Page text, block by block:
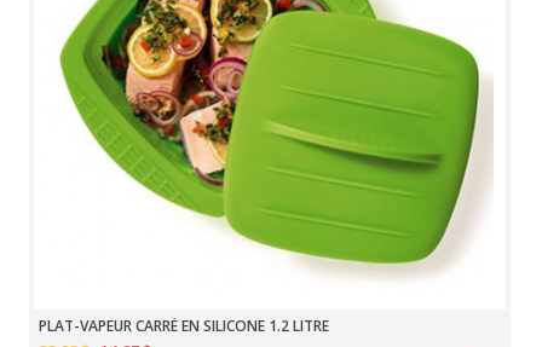
PLAT-VAPEUR CARRÉ EN SILICONE 1.2 LITRE